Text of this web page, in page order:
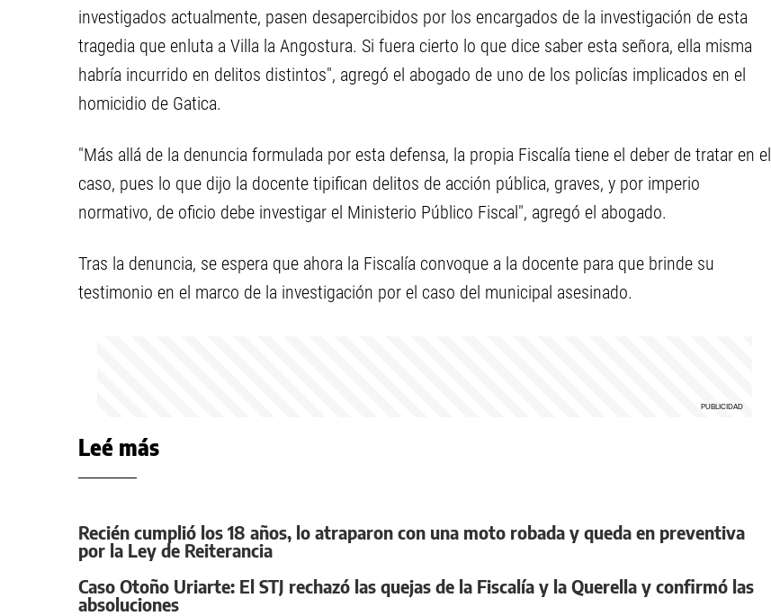
investigados actualmente, pasen desapercibidos por los encargados de la investigación de esta
tragedia que enluta a Villa la Angostura. Si fuera cierto lo que dice saber esta señora, ella misma
habría incurrido en delitos distintos", agregó el abogado de uno de los policías implicados en el
homicidio de Gatica.
"Más allá de la denuncia formulada por esta defensa, la propia Fiscalía tiene el deber de tratar en el
caso, pues lo que dijo la docente tipifican delitos de acción pública, graves, y por imperio
normativo, de oficio debe investigar el Ministerio Público Fiscal", agregó el abogado.
Tras la denuncia, se espera que ahora la Fiscalía convoque a la docente para que brinde su
testimonio en el marco de la investigación por el caso del municipal asesinado.
Leé más
Recién cumplió los 18 años, lo atraparon con una moto robada y queda en preventiva
por la Ley de Reiterancia
Caso Otoño Uriarte: El STJ rechazó las quejas de la Fiscalía y la Querella y confirmó las
absoluciones